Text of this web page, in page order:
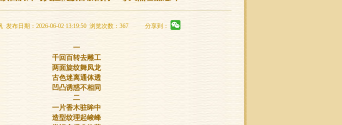
发布日期：2026-06-02 13:19:50 浏览次数：367 分享到：
一
千回百转去雕工
两面旋纹舞凤龙
古色迷离通体透
凹凸诱惑不相同
二
一片香木驻眸中
造型纹理起峻峰